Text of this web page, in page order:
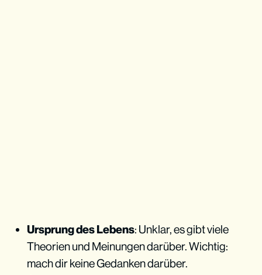
Ursprung des Lebens: Unklar, es gibt viele
Theorien und Meinungen darüber. Wichtig:
mach dir keine Gedanken darüber.